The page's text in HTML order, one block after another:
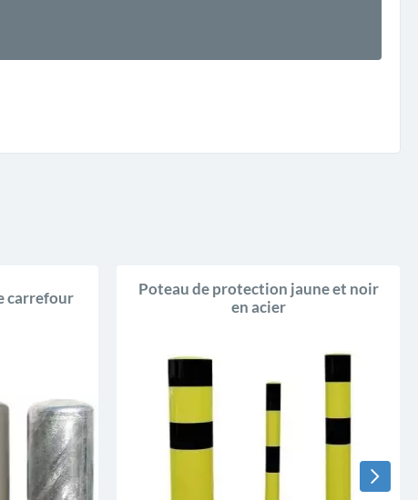
carrefour
Poteau de protection jaune et noir
en acier